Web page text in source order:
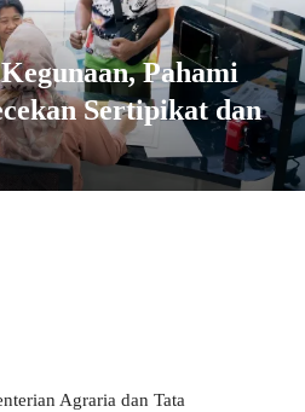
Pahami
Sertipikat dan
Agraria dan Tata